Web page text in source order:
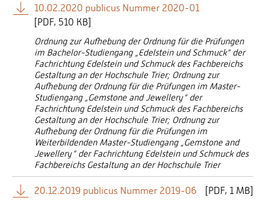
10.02.2020 publicus Nummer 2020-01
PDF 510 KB]
Ordnung zur Aufhebung der Ordnung für die Prüfungen
im Bachelor-Studiengang „Edelstein und Schmuck“ der
Fachrichtung Edelstein und Schmuck des Fachbereichs
Gestaltung an der Hochschule Trier; Ordnung zur
Aufhebung der Ordnung für die Prüfungen im Master-
Studiengang „Gemstone and Jewellery“ der
Fachrichtung Edelstein und Schmuck des Fachbereichs
Gestaltung an der Hochschule Trier; Ordnung zur
Aufhebung der Ordnung für die Prüfungen im
Weiterbildenden Master-Studiengang „Gemstone and
Jewellery“ der Fachrichtung Edelstein und Schmuck des
Fachbereichs Gestaltung an der Hochschule Trier
20.12.2019 publicus Nummer 2019-06 PDF 1 MB]